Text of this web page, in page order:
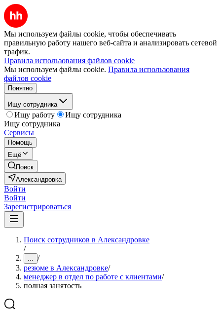
Мы используем файлы cookie, чтобы обеспечивать
правильную работу нашего веб-сайта и анализировать сетевой
трафик.
Правила использования файлов cookie
Мы используем файлы cookie. Правила использования
файлов cookie
Понятно
Ищу сотрудника
Ищу работу
Ищу сотрудника
Ищу сотрудника
Сервисы
Помощь
Ещё
Поиск
Александровка
Войти
Войти
Зарегистрироваться
Поиск сотрудников в Александровке
/
... /
резюме в Александровке/
менеджер в отдел по работе с клиентами/
полная занятость